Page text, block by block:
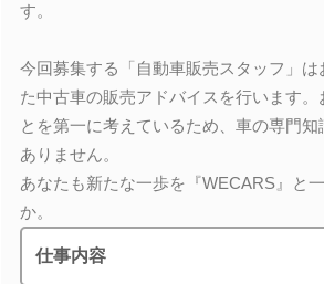
す。
今回募集する「自動車販売スタッフ」は
た中古車の販売アドバイスを行います。
とを第一に考えているため、車の専門
ありません。
あなたも新たな一歩を『WECARS』と
か。
仕事内容